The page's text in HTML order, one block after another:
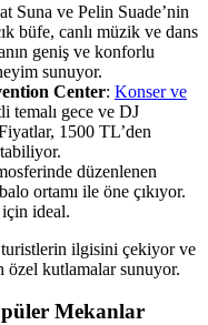
Suna ve Pelin Suade’nin
büfe, canlı müzik ve dans
geniş ve konforlu
sunuyor.
Center: Konser ve
temalı gece ve DJ
1500 TL’den
düzenlenen
ortamı ile öne çıkıyor.
ideal.
turistlerin ilgisini çekiyor ve
özel kutlamalar sunuyor.
Mekanlar